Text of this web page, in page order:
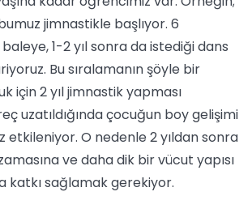
jimnastikle başlıyor. 6
1-2 yıl sonra da istediği dans
Bu sıralamanın şöyle bir
için 2 yıl jimnastik yapması
uzatıldığında çocuğun boy gelişimi
etkileniyor. O nedenle 2 yıldan sonra
ve daha dik bir vücut yapısı
katkı sağlamak gerekiyor.